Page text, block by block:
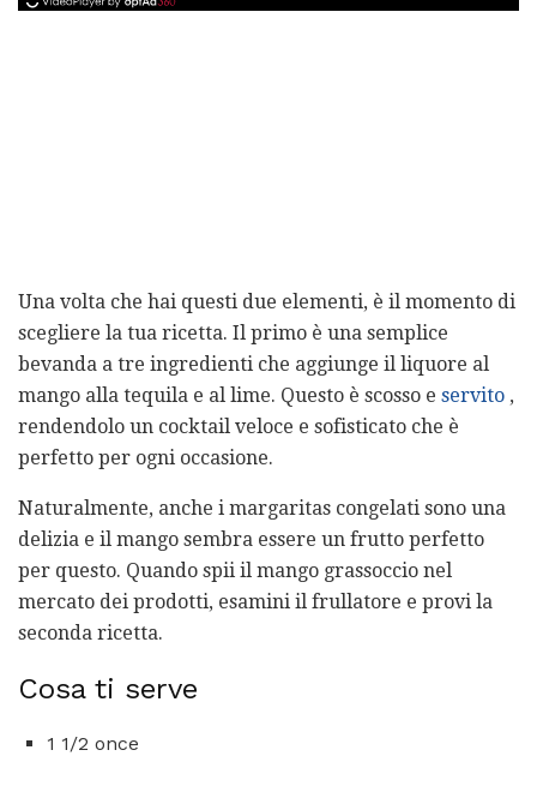
Una volta che hai questi due elementi, è il momento di
scegliere la tua ricetta. Il primo è una semplice
bevanda a tre ingredienti che aggiunge il liquore al
mango alla tequila e al lime. Questo è scosso e servito ,
rendendolo un cocktail veloce e sofisticato che è
perfetto per ogni occasione.
Naturalmente, anche i margaritas congelati sono una
delizia e il mango sembra essere un frutto perfetto
per questo. Quando spii il mango grassoccio nel
mercato dei prodotti, esamini il frullatore e provi la
seconda ricetta.
Cosa ti serve
1 1/2 once